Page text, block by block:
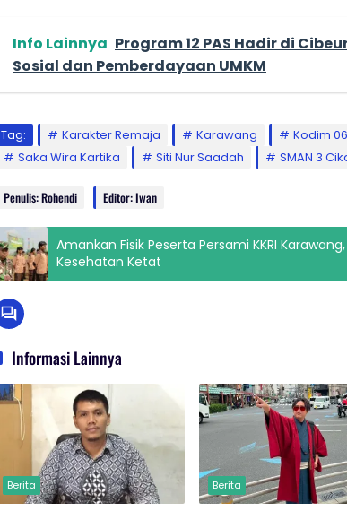
Info Lainnya Program 12 PAS Hadir di
Sosial dan Pemberdayaan UMKM
Tag: Karakter Remaja Karawang Kodim
Saka Wira Kartika
Siti Nur Saadah SMAN 3
Penulis: Rohendi Editor: Iwan
Amankan Fisik Peserta Persami KKRI
Kesehatan Ketat
Informasi Lainnya
Berita Berita